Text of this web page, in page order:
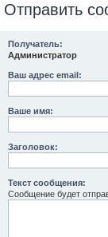
Отправить
Получатель:
Администратор
Ваш адрес email:
Ваше имя:
Заголовок:
Текст сообщения:
Сообщение будет